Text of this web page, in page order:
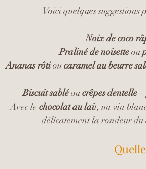
Voici quelques
Noix de coco
Praliné de noisette ou
Ananas rôti ou caramel au beurre
Biscuit sablé ou crêpes dentelle –
Avec le chocolat au lait, un vin
délicatement la rondeur